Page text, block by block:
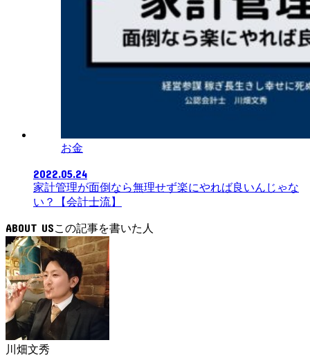
お金
2022.05.24
家計管理が面倒なら無理せず楽にやれば良いんじゃな
い？【会計士流】
ABOUT US
川畑文秀